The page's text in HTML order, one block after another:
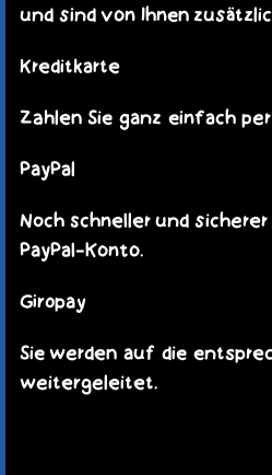
und sind von Ihnen
Kreditkarte
Zahlen Sie ganz einfach
PayPal
Noch schneller und
PayPal-Konto.
Giropay
Sie werden auf die
weitergeleitet.